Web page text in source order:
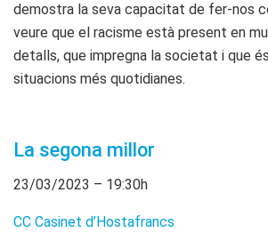
demostra la seva capacitat de fer-nos
veure que el racisme està present en
detalls, que impregna la societat i que
situacions més quotidianes.
La segona millor
23/03/2023 – 19:30h
CC Casinet d’Hostafrancs